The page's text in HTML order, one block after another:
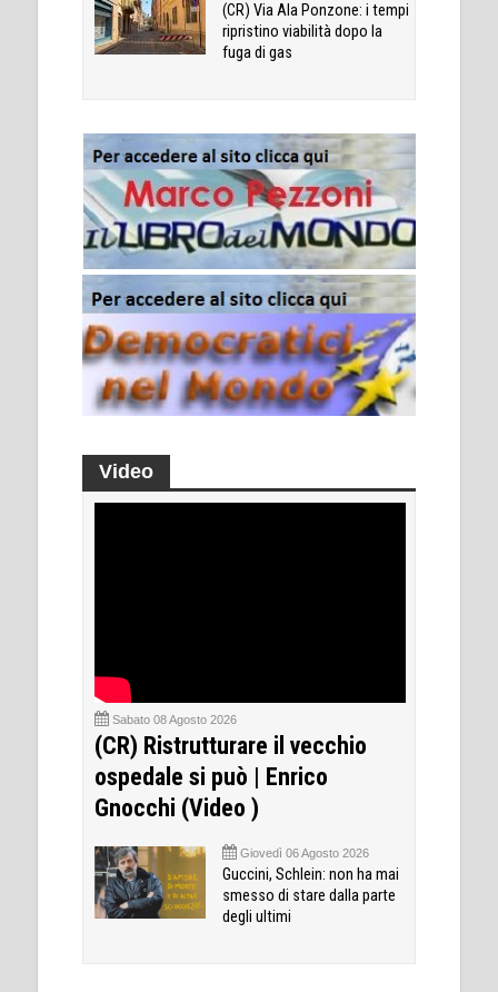
(CR) Via Ala Ponzone: i tempi
ripristino viabilità dopo la
fuga di gas
Video
Sabato 08 Agosto 2026
(CR) Ristrutturare il vecchio
ospedale si può | Enrico
Gnocchi (Video )
Giovedì 06 Agosto 2026
Guccini, Schlein: non ha mai
smesso di stare dalla parte
degli ultimi